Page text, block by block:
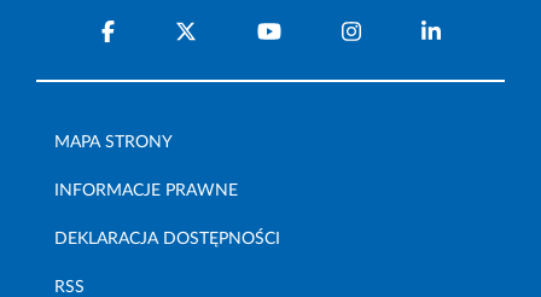
MAPA STRONY
INFORMACJE PRAWNE
DEKLARACJA DOSTĘPNOŚCI
RSS